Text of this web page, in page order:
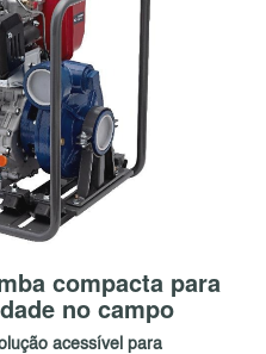
compacta para
no campo
acessível para